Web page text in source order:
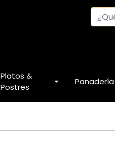
Platos &
Postres
Panadería